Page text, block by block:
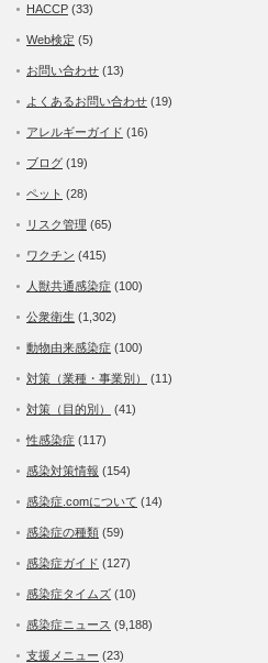
HACCP (33)
Web検定 (5)
お問い合わせ (13)
よくあるお問い合わせ (19)
アレルギーガイド (16)
ブログ (19)
ペット (28)
リスク管理 (65)
ワクチン (415)
人獣共通感染症 (100)
公衆衛生 (1,302)
動物由来感染症 (100)
対策（業種・事業別） (11)
対策（目的別） (41)
性感染症 (117)
感染対策情報 (154)
感染症.comについて (14)
感染症の種類 (59)
感染症ガイド (127)
感染症タイムズ (10)
感染症ニュース (9,188)
支援メニュー (23)